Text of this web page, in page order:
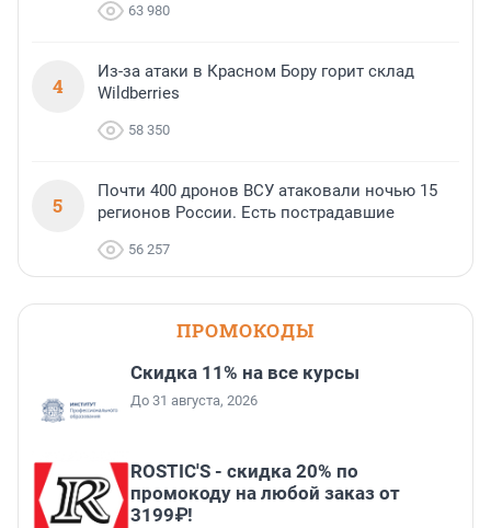
63 980
4
Из-за атаки в Красном Бору горит склад
Wildberries
58 350
5
Почти 400 дронов ВСУ атаковали ночью 15
регионов России. Есть пострадавшие
56 257
ПРОМОКОДЫ
Скидка 11% на все курсы
До 31 августа, 2026
ROSTIC'S - скидка 20% по
промокоду на любой заказ от
3199₽!